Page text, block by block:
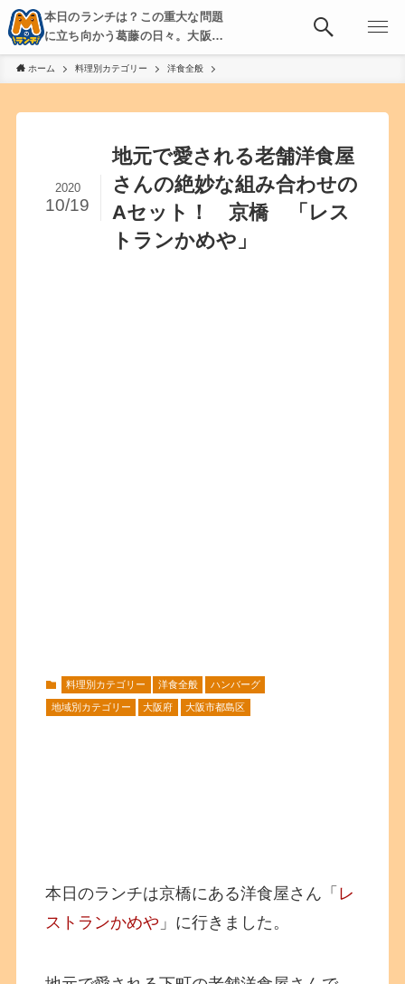
本日のランチは？この重大な問題
に立ち向かう葛藤の日々。大阪・
京都・神戸を中心とした食べ歩
き、飲み歩きを綴る。
ホーム 料理別カテゴリー 洋食全般
地元で愛される老舗洋食屋
さんの絶妙な組み合わせの
Aセット！ 京橋 「レス
トランかめや」
2020
10/19
料理別カテゴリー 洋食全般 ハンバーグ
地域別カテゴリー 大阪府 大阪市都島区
本日のランチは京橋にある洋食屋さん「 レ
ストランかめや 」に行きました。